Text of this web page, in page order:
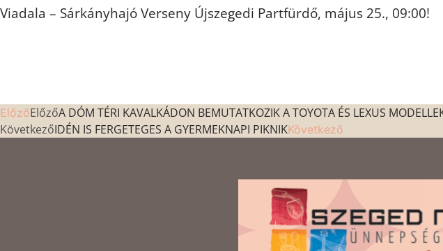
Viadala – Sárkányhajó Verseny Újszegedi Partfürdő, május 25., 09:00!
ElőzőElőzőA DÓM TÉRI KAVALKÁDON BEMUTATKOZIK A TOYOTA ÉS LEXUS
KövetkezőIDÉN IS FERGETEGES A GYERMEKNAPI PIKNIKKövetkező